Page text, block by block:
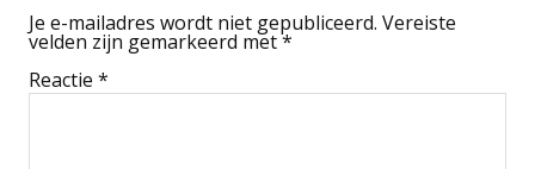
Je e-mailadres wordt niet gepubliceerd. Vereiste
velden zijn gemarkeerd met*
Reactie *